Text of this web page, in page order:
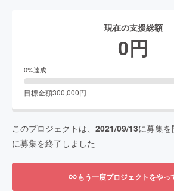
現在の支援総額
0円
0%達成
目標金額300,000円
このプロジェクトは、 2021/09/13に募集を
に募集を終了しました
もう一度プロジェクトをやっ